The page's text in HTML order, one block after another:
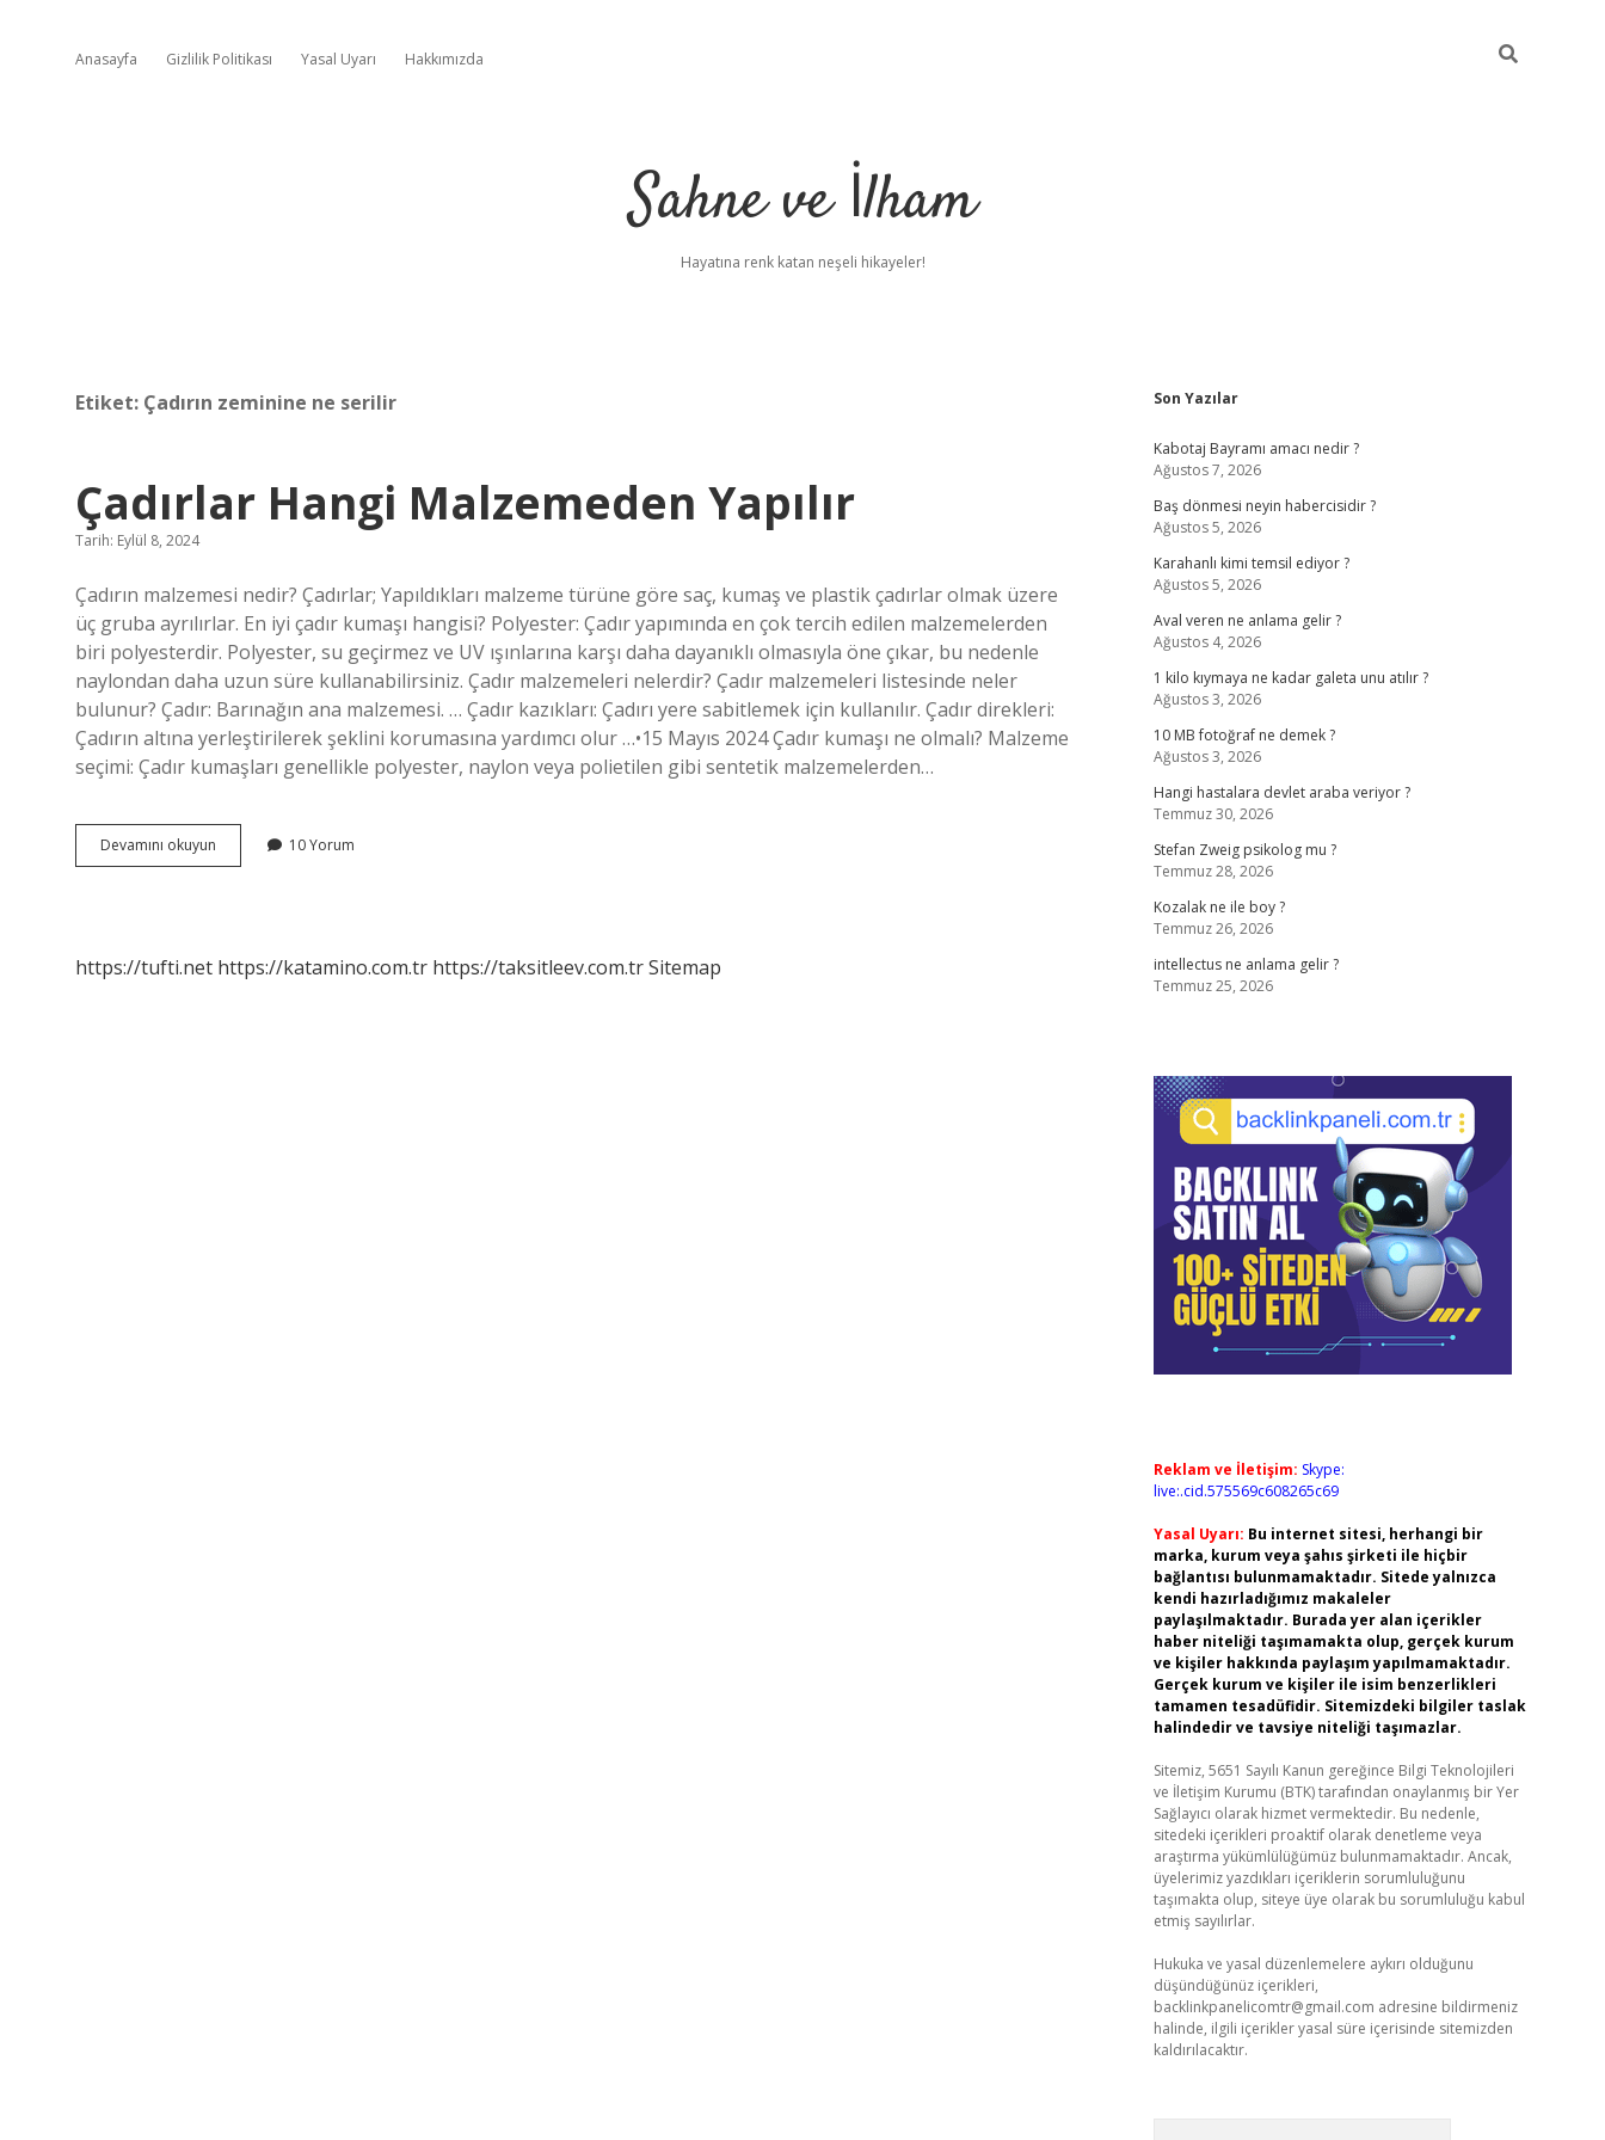
Anasayfa Gizlilik Politikası Yasal Uyarı Hakkımızda
Sahne ve İlham
Hayatına renk katan neşeli hikayeler!
Etiket: Çadırın zeminine ne serilir
Çadırlar Hangi Malzemeden Yapılır
Tarih: Eylül 8, 2024
Çadırın malzemesi nedir? Çadırlar; Yapıldıkları malzeme türüne göre saç, kumaş ve plastik çadırlar olmak üzere
üç gruba ayrılırlar. En iyi çadır kumaşı hangisi? Polyester: Çadır yapımında en çok tercih edilen malzemelerden
biri polyesterdir. Polyester, su geçirmez ve UV ışınlarına karşı daha dayanıklı olmasıyla öne çıkar, bu nedenle
naylondan daha uzun süre kullanabilirsiniz. Çadır malzemeleri nelerdir? Çadır malzemeleri listesinde neler
bulunur? Çadır: Barınağın ana malzemesi. … Çadır kazıkları: Çadırı yere sabitlemek için kullanılır. Çadır direkleri:
Çadırın altına yerleştirilerek şeklini korumasına yardımcı olur …•15 Mayıs 2024 Çadır kumaşı ne olmalı? Malzeme
seçimi: Çadır kumaşları genellikle polyester, naylon veya polietilen gibi sentetik malzemelerden…
Devamını okuyun Çadırlar
Hangi
10 Yorum
https://tufti.net https://katamino.com.tr https://taksitleev.com.trSitemap
Sidebar
Son Yazılar
Kabotaj Bayramı amacı nedir ?
Ağustos 7, 2026
Baş dönmesi neyin habercisidir ?
Ağustos 5, 2026
Karahanlı kimi temsil ediyor ?
Ağustos 5, 2026
Aval veren ne anlama gelir ?
Ağustos 4, 2026
1 kilo kıymaya ne kadar galeta unu atılır ?
Ağustos 3, 2026
10 MB fotoğraf ne demek ?
Ağustos 3, 2026
Hangi hastalara devlet araba veriyor ?
Temmuz 30, 2026
Stefan Zweig psikolog mu ?
Temmuz 28, 2026
Kozalak ne ile boy ?
Temmuz 26, 2026
intellectus ne anlama gelir ?
Temmuz 25, 2026
Reklam ve İletişim: Skype:
live:.cid.575569c608265c69
Yasal Uyarı: Bu internet sitesi, herhangi bir
marka, kurum veya şahıs şirketi ile hiçbir
bağlantısı bulunmamaktadır. Sitede yalnızca
kendi hazırladığımız makaleler
paylaşılmaktadır. Burada yer alan içerikler
haber niteliği taşımamakta olup, gerçek kurum
ve kişiler hakkında paylaşım yapılmamaktadır.
Gerçek kurum ve kişiler ile isim benzerlikleri
tamamen tesadüfidir. Sitemizdeki bilgiler taslak
halindedir ve tavsiye niteliği taşımazlar.
Sitemiz, 5651 Sayılı Kanun gereğince Bilgi Teknolojileri
ve İletişim Kurumu (BTK) tarafından onaylanmış bir Yer
Sağlayıcı olarak hizmet vermektedir. Bu nedenle,
sitedeki içerikleri proaktif olarak denetleme veya
araştırma yükümlülüğümüz bulunmamaktadır. Ancak,
üyelerimiz yazdıkları içeriklerin sorumluluğunu
taşımakta olup, siteye üye olarak bu sorumluluğu kabul
etmiş sayılırlar.
Hukuka ve yasal düzenlemelere aykırı olduğunu
düşündüğünüz içerikleri,
backlinkpanelicomtr@gmail.com adresine bildirmeniz
halinde, ilgili içerikler yasal süre içerisinde sitemizden
kaldırılacaktır.
ilbet